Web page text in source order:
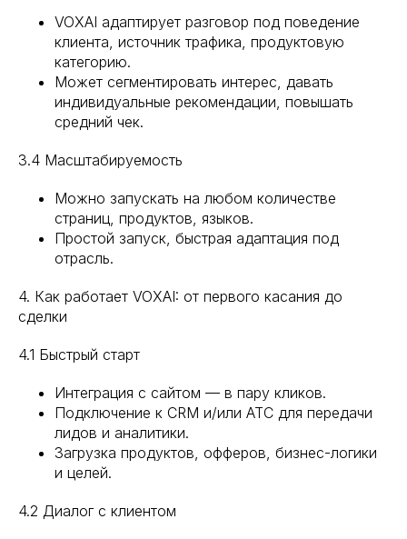
VOXAI адаптирует разговор под поведение
клиента, источник трафика, продуктовую
категорию.
Может сегментировать интерес, давать
индивидуальные рекомендации, повышать
средний чек.
3.4 Масштабируемость
Можно запускать на любом количестве
страниц, продуктов, языков.
Простой запуск, быстрая адаптация под
отрасль.
4. Как работает VOXAI: от первого касания до
сделки
4.1 Быстрый старт
Интеграция с сайтом — в пару кликов.
Подключение к CRM и/или АТС для передачи
лидов и аналитики.
Загрузка продуктов, офферов, бизнес-логики
и целей.
4.2 Диалог с клиентом